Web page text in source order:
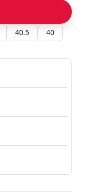
40.5
40